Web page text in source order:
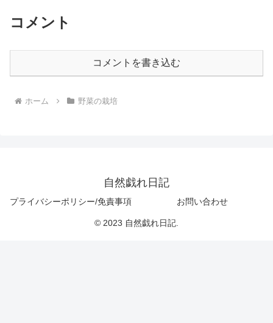
コメント
コメントを書き込む
ホーム 野菜の栽培
自然戯れ日記
プライバシーポリシー/免責事項 お問い合わせ
© 2023 自然戯れ日記.